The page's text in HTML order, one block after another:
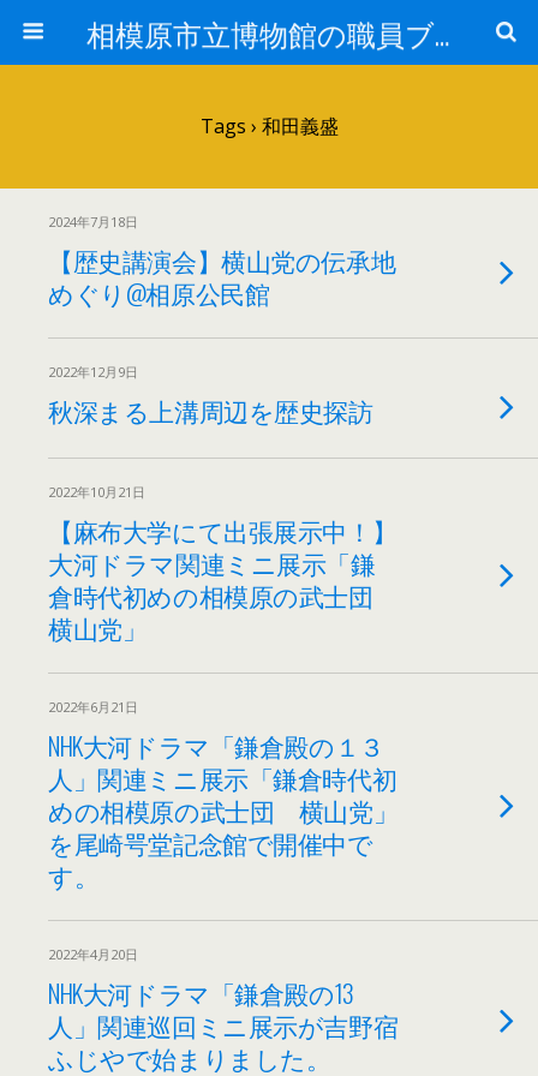
相模原市立博物館の職員ブログ
Tags › 和田義盛
2024年7月18日
【歴史講演会】横山党の伝承地
めぐり@相原公民館
2022年12月9日
秋深まる上溝周辺を歴史探訪
2022年10月21日
【麻布大学にて出張展示中！】
大河ドラマ関連ミニ展示「鎌
倉時代初めの相模原の武士団
横山党」
2022年6月21日
NHK大河ドラマ「鎌倉殿の１３
人」関連ミニ展示「鎌倉時代初
めの相模原の武士団 横山党」
を尾崎咢堂記念館で開催中で
す。
2022年4月20日
NHK大河ドラマ「鎌倉殿の13
人」関連巡回ミニ展示が吉野宿
ふじやで始まりました。